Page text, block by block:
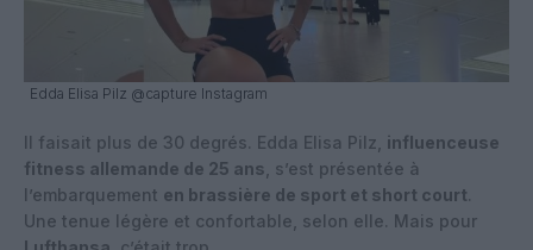
Edda Elisa Pilz @capture Instagram
Il faisait plus de 30 degrés. Edda Elisa Pilz, influenceuse
fitness allemande de 25 ans , s’est présentée à
l’embarquement en brassière de sport et short court.
Une tenue légère et confortable, selon elle. Mais pour